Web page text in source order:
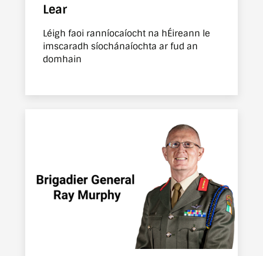
Lear
Léigh faoi ranníocaíocht na hÉireann le
imscaradh síochánaíochta ar fud an
domhain